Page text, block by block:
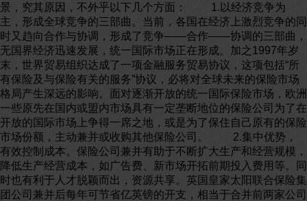
景，究其原因，不外乎以下几个方面： 1.以经济竞争为
主，形成全球竞争的三部曲。当前，各国在经济上激烈竞争的同
时又趋向合作与协调，形成了竞争——合作——协调的三部曲，
无国界经济迅速发展，统一国际市场正在形成。加之1997年岁
末，世界贸易组织达成了一项金融服务贸易协议，这项包括“所
有保险及与保险有关的服务”协议，必将对全球未来的保险市场
格局产生深远的影响。面对逐渐开放的统一国际保险市场，欧洲
一些原先在国内或盟内市场具有一定垄断地位的保险公司为了在
开放的国际市场上争得一席之地，或是为了保住自己原有的保险
市场份额，主动兼并或收购其他保险公司。 2.集中优势，
有效控制成本。保险公司兼并有助于不断扩大生产和经营规模，
降低生产经营成本，如广告费、新市场开拓前期投入费用等。同
时也有利于人才脱颖而出，资源共享。英国皇家太阳联合保险集
团公司兼并后每年可节省亿英镑的开支，相当于合并前两家公司